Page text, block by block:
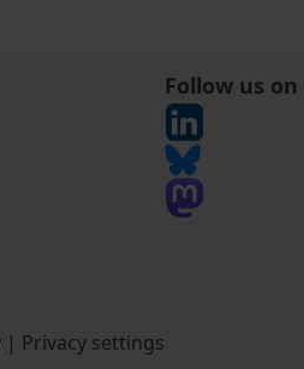
Follow us on
| Privacy settings